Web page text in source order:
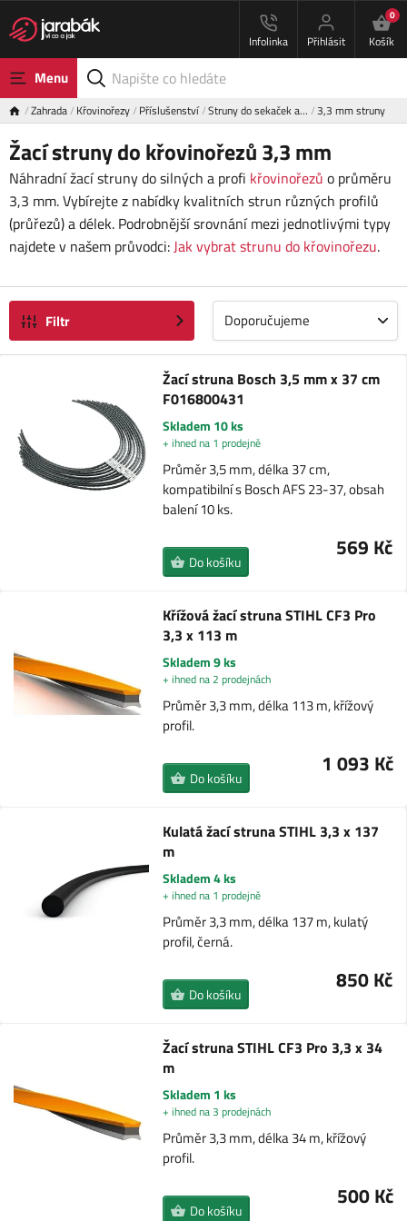
Infolinka Přihlásit
0
Košík
Menu
Zahrada Křovinořezy Příslušenství Struny do sekaček a… 3,3 mm struny
Žací struny do křovinořezů 3,3 mm
Náhradní žací struny do silných a profi křovinořezů o průměru
3,3 mm. Vybírejte z nabídky kvalitních strun různých profilů
(průřezů) a délek. Podrobnější srovnání mezi jednotlivými typy
najdete v našem průvodci:Jak vybrat strunu do křovinořezu.
Filtr Doporučujeme
Žací struna Bosch 3,5 mm x 37 cm
F016800431
Skladem 10 ks
+ ihned na 1 prodejně
Průměr 3,5 mm, délka 37 cm,
kompatibilní s Bosch AFS 23-37, obsah
balení 10 ks.
569 Kč
Do košíku
Křížová žací struna STIHL CF3 Pro
3,3 x 113 m
Skladem 9 ks
+ ihned na 2 prodejnách
Průměr 3,3 mm, délka 113 m, křížový
profil.
1 093 Kč
Do košíku
Kulatá žací struna STIHL 3,3 x 137
m
Skladem 4 ks
+ ihned na 1 prodejně
Průměr 3,3 mm, délka 137 m, kulatý
profil, černá.
850 Kč
Do košíku
Žací struna STIHL CF3 Pro 3,3 x 34
m
Skladem 1 ks
+ ihned na 3 prodejnách
Průměr 3,3 mm, délka 34 m, křížový
profil.
500 Kč
Do košíku